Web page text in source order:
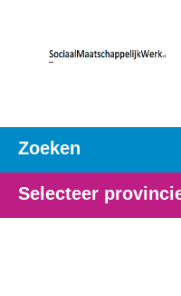
Zoeken
Selecteer